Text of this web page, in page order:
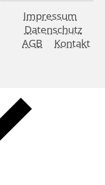
Impressum
Datenschutz
AGB
Kontakt